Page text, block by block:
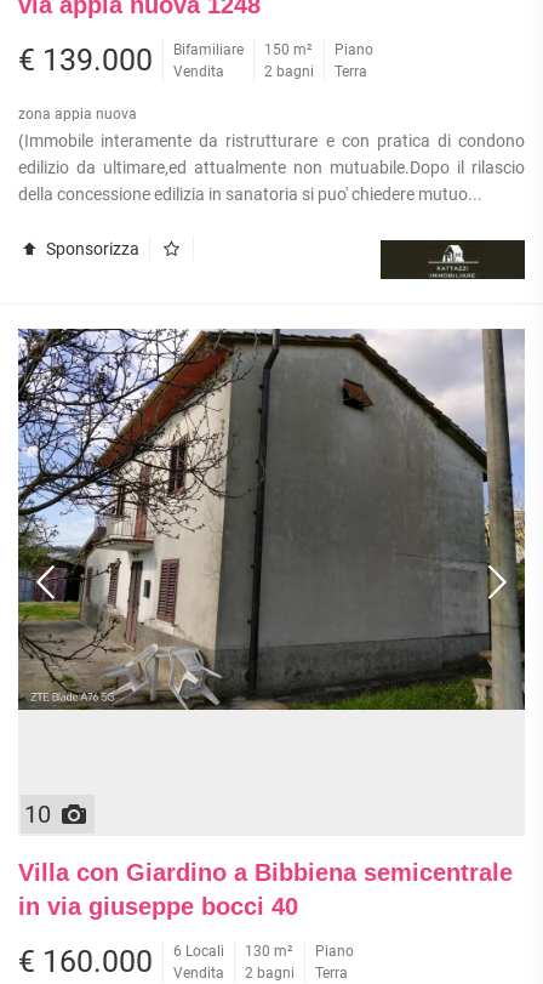
€ 139.000
Bifamiliare
Vendita
150 m²
2 bagni
Piano
Terra
zona appia nuova
(Immobile interamente da ristrutturare e con pratica di condono
edilizio da ultimare,ed attualmente non mutuabile.Dopo il rilascio
della concessione edilizia in sanatoria si puo' chiedere mutuo...
Sponsorizza
10
Villa con Giardino a Bibbiena semicentrale
in via giuseppe bocci 40
€ 160.000
6 Locali
Vendita
130 m²
2 bagni
Piano
Terra